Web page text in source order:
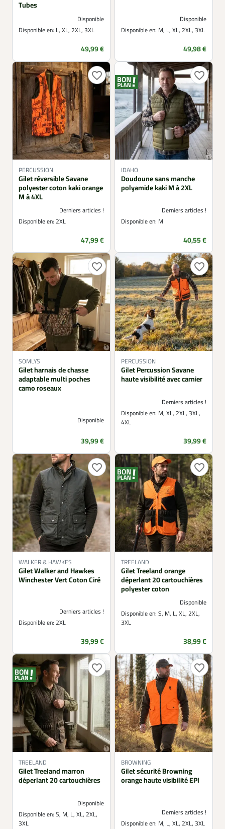
Tubes
Disponible
Disponible en: L, XL, 2XL, 3XL
Prix
49,99 €
Disponible
Disponible en: M, L, XL, 2XL, 3XL
Prix
49,98 €
favorite_border
PERCUSSION
Gilet réversible Savane
polyester coton kaki orange
M à 4XL
Derniers articles !
Disponible en: 2XL
Prix
47,99 €
favorite_border
IDAHO
Doudoune sans manche
polyamide kaki M à 2XL
Derniers articles !
Disponible en: M
Prix
40,55 €
favorite_border
SOMLYS
Gilet harnais de chasse
adaptable multi poches
camo roseaux
Disponible
Prix
39,99 €
favorite_border
PERCUSSION
Gilet Percussion Savane
haute visibilité avec carnier
Derniers articles !
Disponible en: M, XL, 2XL, 3XL,
4XL
Prix
39,99 €
favorite_border
WALKER & HAWKES
Gilet Walker and Hawkes
Winchester Vert Coton Ciré
Derniers articles !
Disponible en: 2XL
Prix
39,99 €
favorite_border
TREELAND
Gilet Treeland orange
déperlant 20 cartouchières
polyester coton
Disponible
Disponible en: S, M, L, XL, 2XL,
3XL
Prix
38,99 €
favorite_border
TREELAND
Gilet Treeland marron
déperlant 20 cartouchières
Disponible
Disponible en: S, M, L, XL, 2XL,
3XL
favorite_border
BROWNING
Gilet sécurité Browning
orange haute visibilité EPI
Derniers articles !
Disponible en: M, L, XL, 2XL, 3XL